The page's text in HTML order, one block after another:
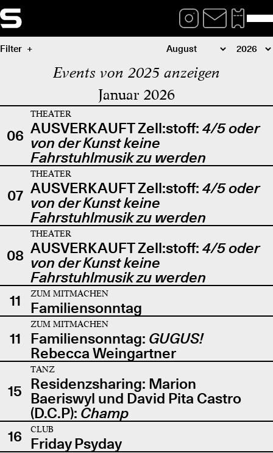
Filter
Events von 2025 anzeigen
Januar 2026
06
THEATER
AUSVERKAUFT Zell:stoff: 4/5 oder
von der Kunst keine
Fahrstuhlmusik zu werden
07
THEATER
AUSVERKAUFT Zell:stoff: 4/5 oder
von der Kunst keine
Fahrstuhlmusik zu werden
08
THEATER
AUSVERKAUFT Zell:stoff: 4/5 oder
von der Kunst keine
Fahrstuhlmusik zu werden
11
ZUM MITMACHEN
Familiensonntag
11
ZUM MITMACHEN
Familiensonntag: GUGUS!
Rebecca Weingartner
15
TANZ
Residenzsharing: Marion
Baeriswyl und David Pita Castro
(D.C.P): Champ
16
CLUB
Friday Psyday